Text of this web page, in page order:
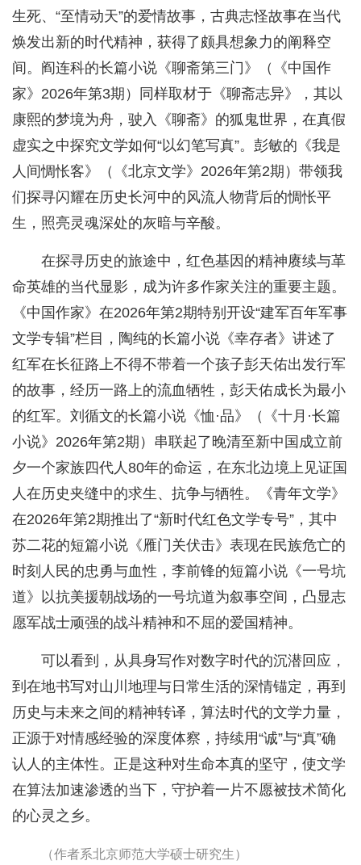
生死、“至情动天”的爱情故事，古典志怪故事在当代
焕发出新的时代精神，获得了颇具想象力的阐释空
间。阎连科的长篇小说《聊斋第三门》（《中国作
家》2026年第3期）同样取材于《聊斋志异》，其以
康熙的梦境为舟，驶入《聊斋》的狐鬼世界，在真假
虚实之中探究文学如何“以幻笔写真”。彭敏的《我是
人间惆怅客》（《北京文学》2026年第2期）带领我
们探寻闪耀在历史长河中的风流人物背后的惆怅平
生，照亮灵魂深处的灰暗与辛酸。
在探寻历史的旅途中，红色基因的精神赓续与革
命英雄的当代显影，成为许多作家关注的重要主题。
《中国作家》在2026年第2期特别开设“建军百年军事
文学专辑”栏目，陶纯的长篇小说《幸存者》讲述了
红军在长征路上不得不带着一个孩子彭天佑出发行军
的故事，经历一路上的流血牺牲，彭天佑成长为最小
的红军。刘循文的长篇小说《恤·品》（《十月·长篇
小说》2026年第2期）串联起了晚清至新中国成立前
夕一个家族四代人80年的命运，在东北边境上见证国
人在历史夹缝中的求生、抗争与牺牲。《青年文学》
在2026年第2期推出了“新时代红色文学专号”，其中
苏二花的短篇小说《雁门关伏击》表现在民族危亡的
时刻人民的忠勇与血性，李前锋的短篇小说《一号坑
道》以抗美援朝战场的一号坑道为叙事空间，凸显志
愿军战士顽强的战斗精神和不屈的爱国精神。
可以看到，从具身写作对数字时代的沉潜回应，
到在地书写对山川地理与日常生活的深情锚定，再到
历史与未来之间的精神转译，算法时代的文学力量，
正源于对情感经验的深度体察，持续用“诚”与“真”确
认人的主体性。正是这种对生命本真的坚守，使文学
在算法加速渗透的当下，守护着一片不愿被技术简化
的心灵之乡。
（作者系北京师范大学硕士研究生）